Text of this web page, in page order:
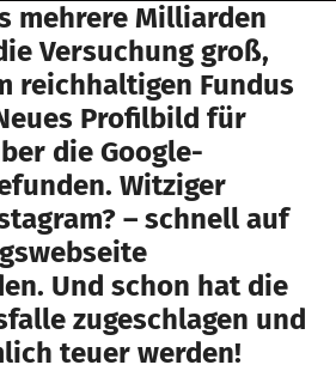
mehrere Milliarden
Versuchung groß,
reichhaltigen Fundus
Profilbild für
die Google-
Witziger
– schnell auf
Und schon hat die
zugeschlagen und
teuer werden!